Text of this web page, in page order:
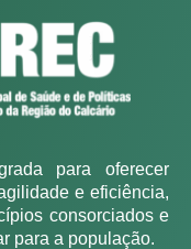
para oferecer
e eficiência,
consorciados e
para a população.